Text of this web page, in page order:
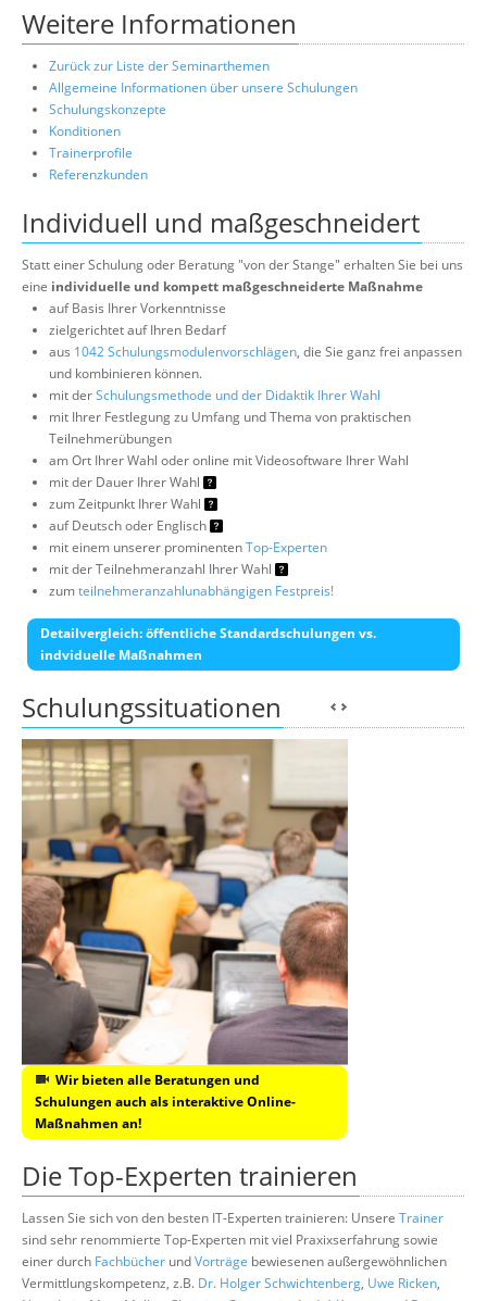
Weitere Informationen
Zurück zur Liste der Seminarthemen
Allgemeine Informationen über unsere Schulungen
Schulungskonzepte
Konditionen
Trainerprofile
Referenzkunden
Individuell und maßgeschneidert
Statt einer Schulung oder Beratung "von der Stange" erhalten Sie bei uns
eine individuelle und kompett maßgeschneiderte Maßnahme
auf Basis Ihrer Vorkenntnisse
zielgerichtet auf Ihren Bedarf
aus 1042 Schulungsmodulenvorschlägen, die Sie ganz frei anpassen
und kombinieren können.
mit derSchulungsmethode und der Didaktik Ihrer Wahl
mit Ihrer Festlegung zu Umfang und Thema von praktischen
Teilnehmerübungen
am Ort Ihrer Wahl oder online mit Videosoftware Ihrer Wahl
mit der Dauer Ihrer Wahl
zum Zeitpunkt Ihrer Wahl
auf Deutsch oder Englisch
mit einem unserer prominentenTop-Experten
mit der Teilnehmeranzahl Ihrer Wahl
zumteilnehmeranzahlunabhängigen Festpreis!
Detailvergleich: öffentliche Standardschulungen vs.
indviduelle Maßnahmen
Schulungssituationen
Wir bieten alle Beratungen und
Schulungen auch als interaktive Online-
Maßnahmen an!
Die Top-Experten trainieren
Lassen Sie sich von den besten IT-Experten trainieren: Unsere Trainer
sind sehr renommierte Top-Experten mit viel Praxixserfahrung sowie
einer durch Fachbücher undVorträge bewiesenen außergewöhnlichen
Vermittlungskompetenz, z.B. Dr. Holger Schwichtenberg, Uwe Ricken,